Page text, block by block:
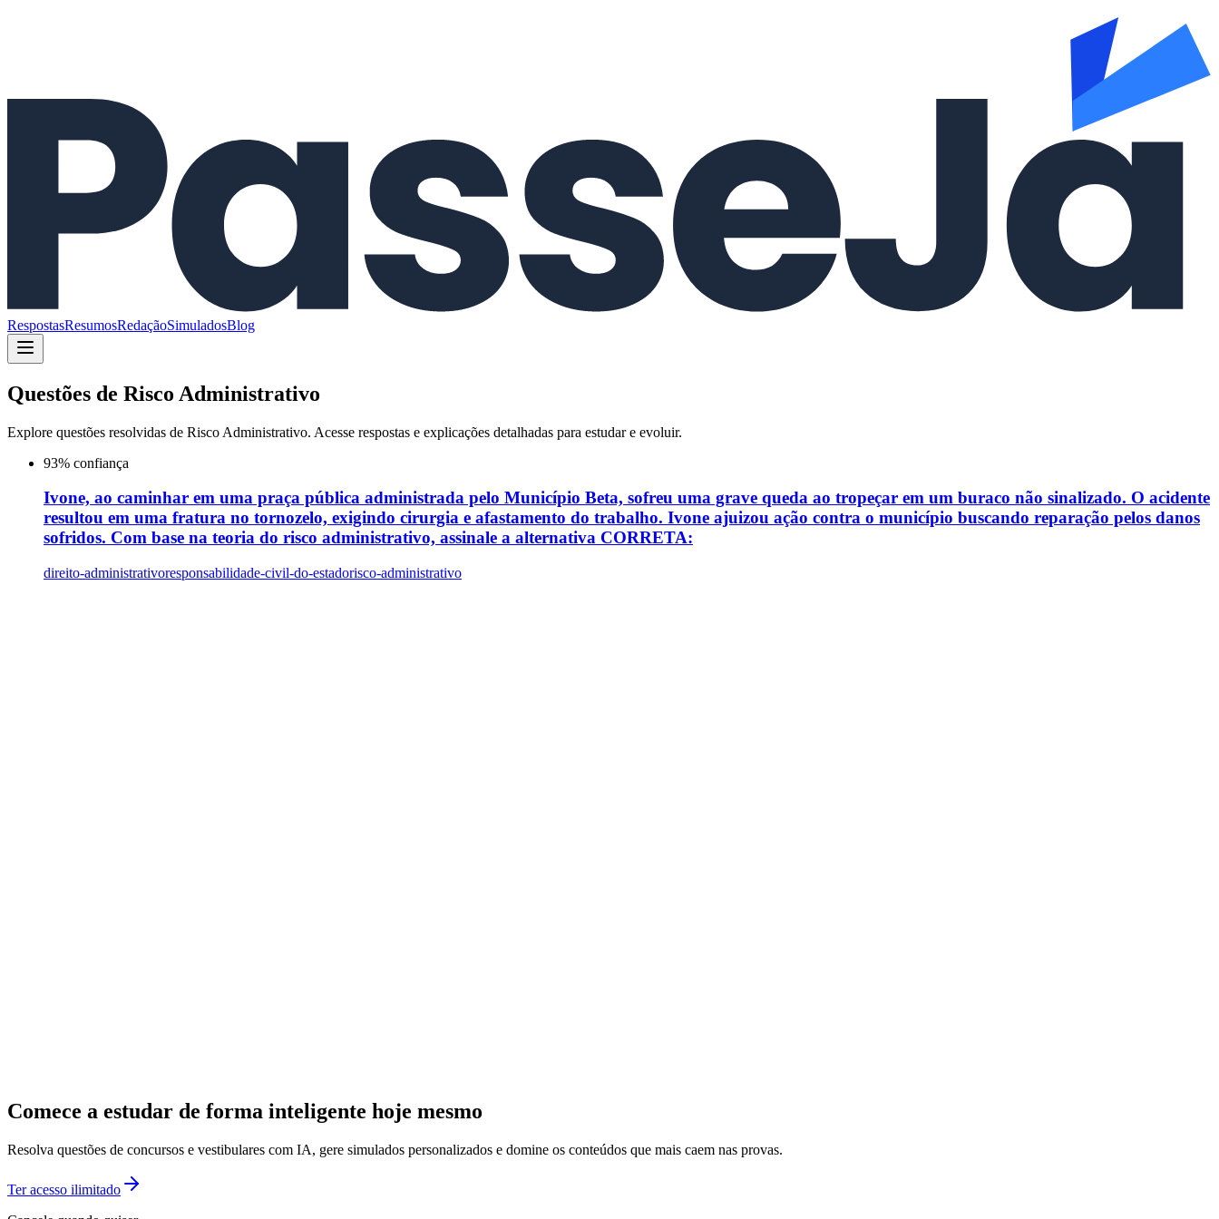
RespostasResumosRedaçãoSimuladosBlog
Questões de Risco Administrativo
Explore questões resolvidas de Risco Administrativo. Acesse respostas e explicações detalhadas para estudar e evoluir.
93% confiança
Ivone, ao caminhar em uma praça pública administrada pelo Município Beta, sofreu uma grave queda ao tropeçar em um buraco não sinalizado. O acidente
resultou em uma fratura no tornozelo, exigindo cirurgia e afastamento do trabalho. Ivone ajuizou ação contra o município buscando reparação pelos danos
sofridos. Com base na teoria do risco administrativo, assinale a alternativa CORRETA:
direito-administrativoresponsabilidade-civil-do-estadorisco-administrativo
Comece a estudar de forma inteligente hoje mesmo
Resolva questões de concursos e vestibulares com IA, gere simulados personalizados e domine os conteúdos que mais caem nas provas.
Ter acesso ilimitado